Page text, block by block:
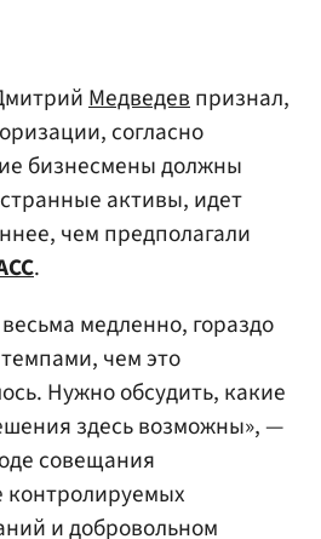
Медведевпризнал,
согласно
бизнесмены должны
активы, идет
чем предполагали
.
медленно, гораздо
чем это
Нужно обсудить, какие
здесь возможны», —
совещания
контролируемых
и добровольном